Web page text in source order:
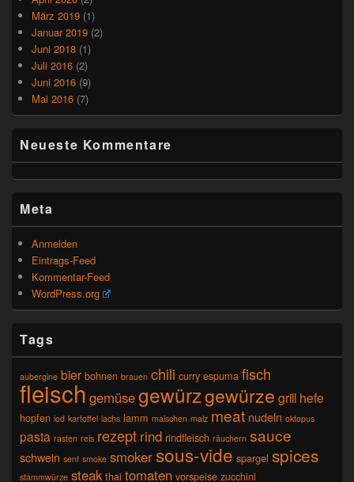
März 2019 (1)
Januar 2019 (2)
Juni 2018 (1)
Juli 2016 (2)
Juni 2016 (9)
Mai 2016 (7)
Neueste Kommentare
Meta
Anmelden
Eintrags-Feed
Kommentar-Feed
WordPress.org
Tags
aubergine bier bohnen brauen chili curry espuma fisch
fleisch gemüsegewürzgewürze grill hefe
hopfen iod kartoffel lachs lamm maischen malz meat nudeln oktopus
pasta rasten reis rezept rind rindfleisch räuchern sauce
schwein senf smoke smokersous-vide spargel spices
stammwürze steak thai tomaten vorspeise zucchini